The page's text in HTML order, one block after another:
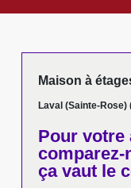
Maison à
Laval (Sainte-
Pour votre
comparez-
ça vaut le